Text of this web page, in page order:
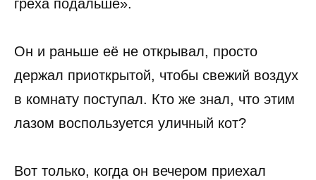
греха подальше».
Он и раньше её не открывал, просто
держал приоткрытой, чтобы свежий воздух
в комнату поступал. Кто же знал, что этим
лазом воспользуется уличный кот?
Вот только, когда он вечером приехал